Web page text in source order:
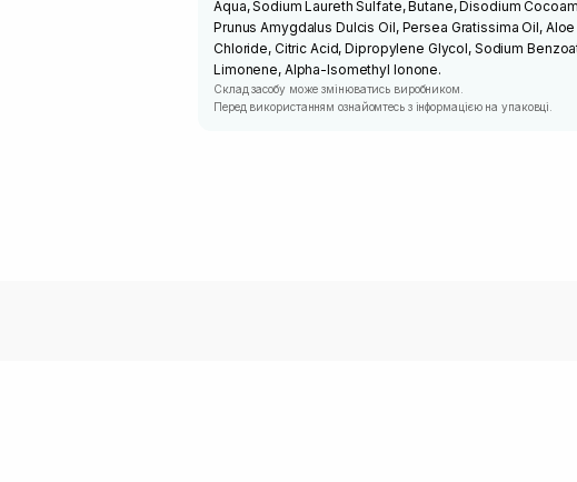
Aqua, Sodium Laureth Sulfate, Butane, Disodium
Prunus Amygdalus Dulcis Oil, Persea Gratissima Oil,
Chloride, Citric Acid, Dipropylene Glycol, Sodium
Limonene, Alpha-Isomethyl Ionone.
Склад засобу може змінюватись виробником.
Перед використанням ознайомтесь з інформацією на упаковці.